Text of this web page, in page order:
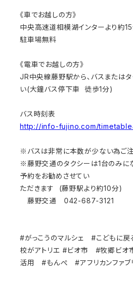
《車でお越しの方》
中央高速道相模湖インターより約
駐車場無料
《電車でお越しの方》
JR中央線藤野駅から、バスまたは
い(大鐘バス停下車 徒歩1分)
バス時刻表
http://info-fujino.com/
※バスは非常に本数が少ない為ご
※藤野交通のタクシーは1台のみに
予約をお勧めさせてい
ただきます (藤野駅より約10分)
藤野交通 042-687-3121
#がっこうのマルシェ #こども
校がアトリエ #ビオ市 #牧郷ビ
活用#もんぺ #アフリカンファ